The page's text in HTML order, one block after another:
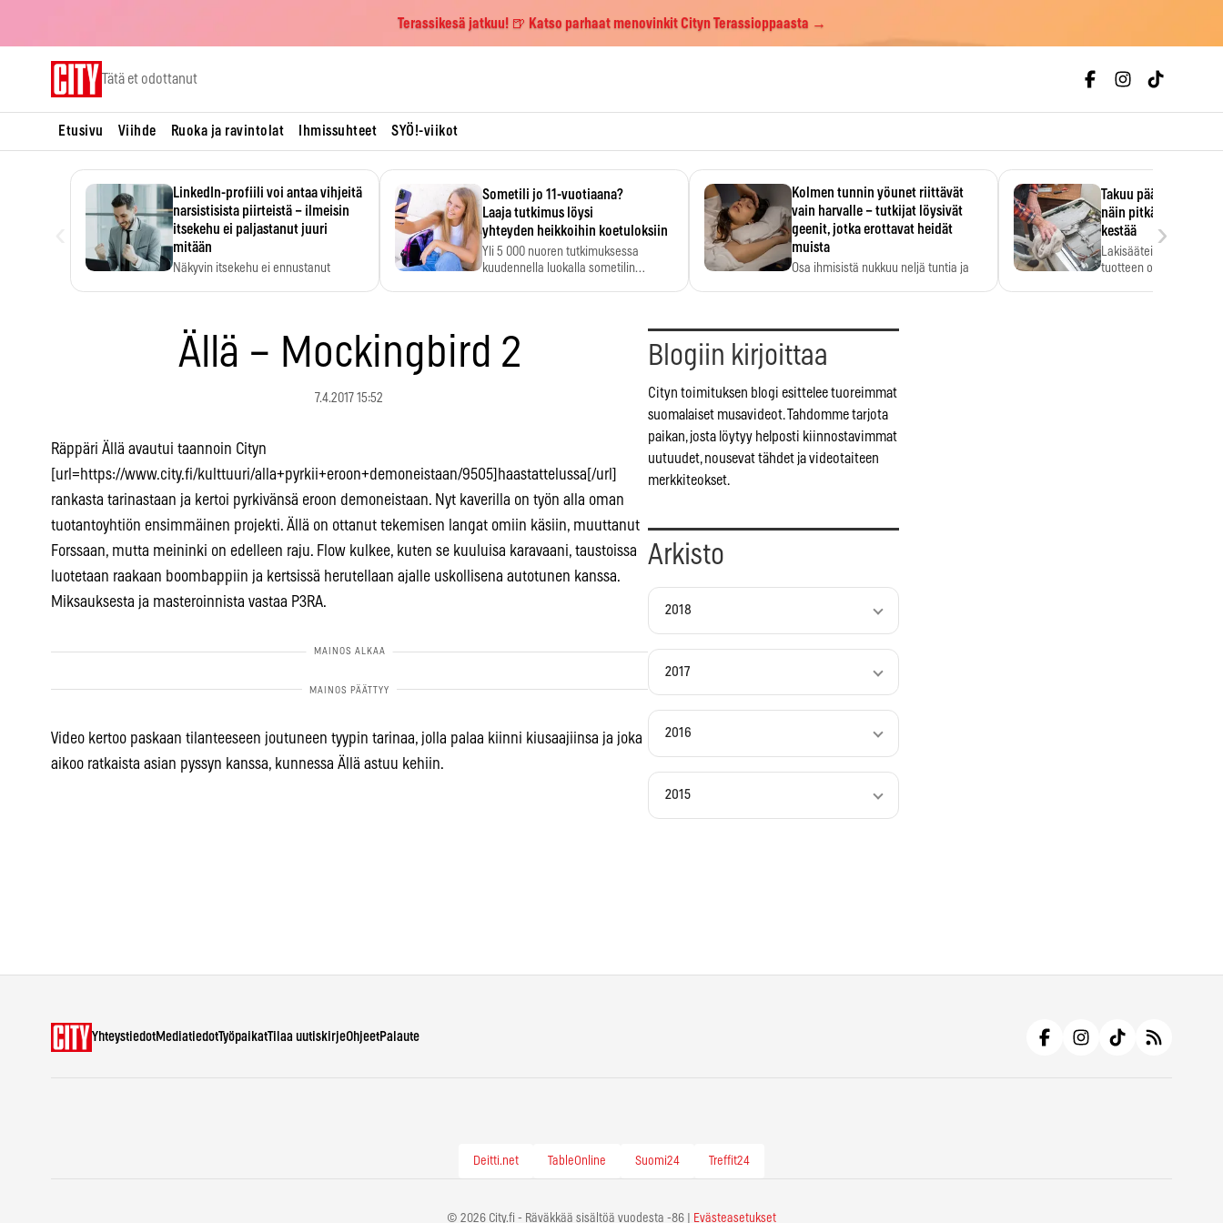
Terassikesä jatkuu! 🍺 Katso parhaat menovinkit Cityn Terassioppaasta →
Tätä et odottanut
Etusivu Viihde Ruoka ja ravintolat Ihmissuhteet SYÖ!-viikot
LinkedIn-profiili voi antaa vihjeitä
narsistisista piirteistä – ilmeisin
itsekehu ei paljastanut juuri
mitään
Näkyvin itsekehu ei ennustanut
Sometili jo 11-vuotiaana?
Laaja tutkimus löysi
yhteyden heikkoihin koetuloksiin
Yli 5 000 nuoren tutkimuksessa
kuudennella luokalla sometilin…
Kolmen tunnin yöunet riittävät
vain harvalle – tutkijat löysivät
geenit, jotka erottavat heidät
muista
Osa ihmisistä nukkuu neljä tuntia ja
Takuu päättyi,
näin pitkään
kestää
Lakisääteinen
tuotteen oletetun
›
Ällä – Mockingbird 2
7.4.2017 15:52
Räppäri Ällä avautui taannoin Cityn
[url=https://www.city.fi/kulttuuri/alla+pyrkii+eroon+demoneistaan/9505]haastattelussa[/url]
rankasta tarinastaan ja kertoi pyrkivänsä eroon demoneistaan. Nyt kaverilla on työn alla oman
tuotantoyhtiön ensimmäinen projekti. Ällä on ottanut tekemisen langat omiin käsiin, muuttanut
Forssaan, mutta meininki on edelleen raju. Flow kulkee, kuten se kuuluisa karavaani, taustoissa
luotetaan raakaan boombappiin ja kertsissä herutellaan ajalle uskollisena autotunen kanssa.
Miksauksesta ja masteroinnista vastaa P3RA.
Video kertoo paskaan tilanteeseen joutuneen tyypin tarinaa, jolla palaa kiinni kiusaajiinsa ja joka
aikoo ratkaista asian pyssyn kanssa, kunnessa Ällä astuu kehiin.
Blogiin kirjoittaa
Cityn toimituksen blogi esittelee tuoreimmat
suomalaiset musavideot. Tahdomme tarjota
paikan, josta löytyy helposti kiinnostavimmat
uutuudet, nousevat tähdet ja videotaiteen
merkkiteokset.
Arkisto
2018
2017
2016
2015
YhteystiedotMediatiedotTyöpaikatTilaa uutiskirjeOhjeetPalaute
Deitti.net TableOnline Suomi24 Treffit24
© 2026 City.fi - Räväkkää sisältöä vuodesta -86 | Evästeasetukset